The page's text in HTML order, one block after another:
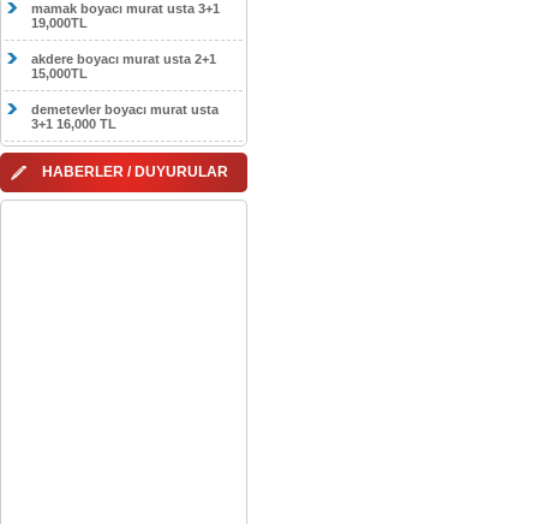
mamak boyacı murat usta 3+1
19,000TL
akdere boyacı murat usta 2+1
15,000TL
demetevler boyacı murat usta
3+1 16,000 TL
HABERLER / DUYURULAR